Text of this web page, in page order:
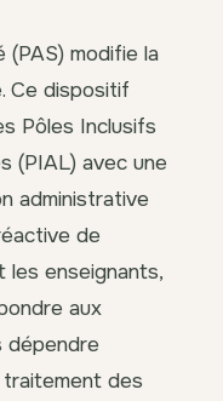
(PAS) modifie la
Ce dispositif
Pôles Inclusifs
(PIAL) avec une
administrative
de
les enseignants,
aux
dépendre
des